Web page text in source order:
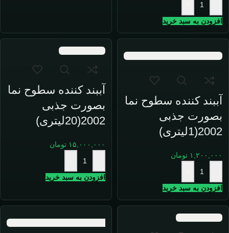
افزودن به سبد خرید
آببند کننده سطوح نما
بصورت جذبی
2002(1لیتری)
۱,۲۰۰,۰۰۰ تومان
افزودن به سبد خرید
آببند کننده سطوح نما
بصورت جذبی
2002(20لیتری)
۱۵,۰۰۰,۰۰۰ تومان
افزودن به سبد خرید